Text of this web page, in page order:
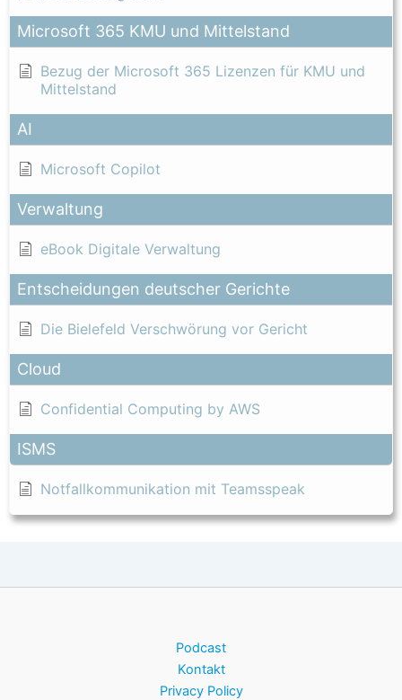
Microsoft 365 KMU und Mittelstand
Bezug der Microsoft 365 Lizenzen für KMU und
Mittelstand
AI
Microsoft Copilot
Verwaltung
eBook Digitale Verwaltung
Entscheidungen deutscher Gerichte
Die Bielefeld Verschwörung vor Gericht
Cloud
Confidential Computing by AWS
ISMS
Notfallkommunikation mit Teamsspeak
Podcast
Kontakt
Privacy Policy